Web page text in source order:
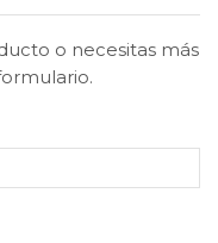
o necesitas más